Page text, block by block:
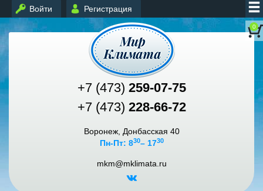
Войти Регистрация
0
+7 (473) 259-07-75
+7 (473) 228-66-72
Воронеж, Донбасская 40
Пн-Пт: 830– 1730
mkm@mklimata.ru